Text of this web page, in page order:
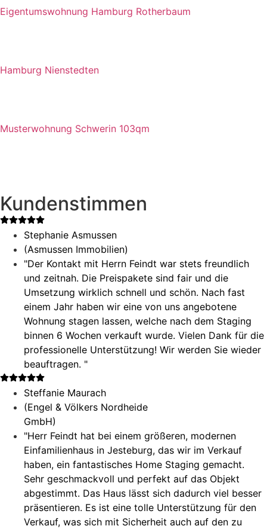
Eigentumswohnung Hamburg Rotherbaum
Hamburg Nienstedten
Musterwohnung Schwerin 103qm
Kundenstimmen
Stephanie Asmussen
(Asmussen Immobilien)
"Der Kontakt mit Herrn Feindt war stets freundlich
und zeitnah. Die Preispakete sind fair und die
Umsetzung wirklich schnell und schön. Nach fast
einem Jahr haben wir eine von uns angebotene
Wohnung stagen lassen, welche nach dem Staging
binnen 6 Wochen verkauft wurde. Vielen Dank für die
professionelle Unterstützung! Wir werden Sie wieder
beauftragen. "
Steffanie Maurach
(Engel & Völkers Nordheide
GmbH)
"Herr Feindt hat bei einem größeren, modernen
Einfamilienhaus in Jesteburg, das wir im Verkauf
haben, ein fantastisches Home Staging gemacht.
Sehr geschmackvoll und perfekt auf das Objekt
abgestimmt. Das Haus lässt sich dadurch viel besser
präsentieren. Es ist eine tolle Unterstützung für den
Verkauf, was sich mit Sicherheit auch auf den zu